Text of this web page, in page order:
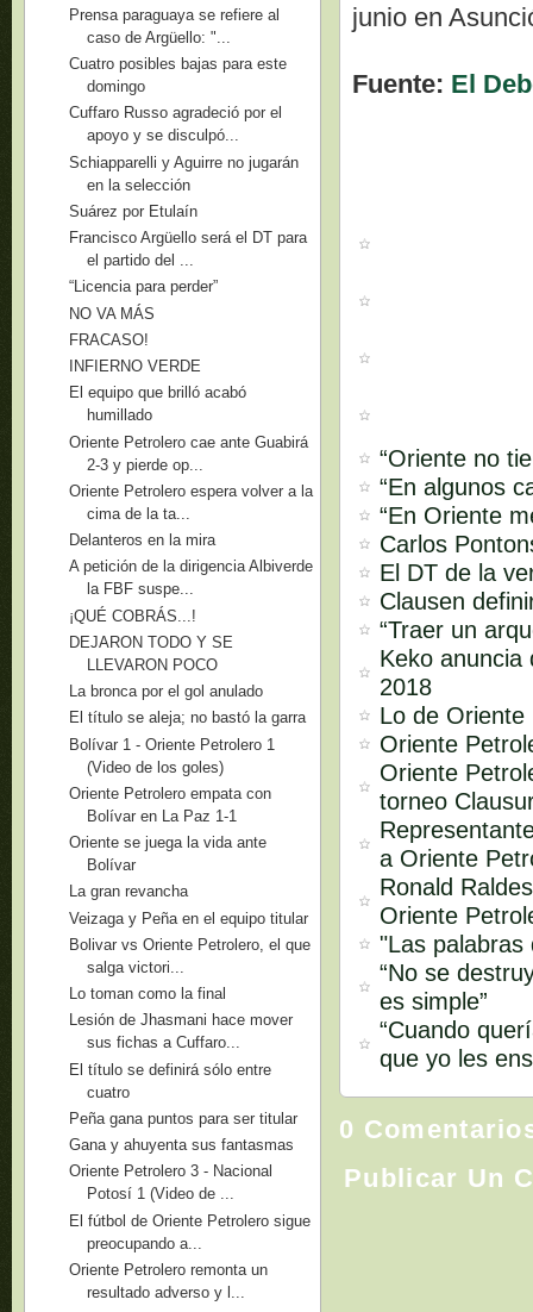
junio en
Fuente: El
“Oriente no
“En algunos
“En Oriente
Carlos
El DT de la
Clausen
“Traer un
Keko anuncia
2018
Lo de
Oriente
Oriente
torneo
a Oriente
Ronald
Oriente
"Las palabras
“No se
es simple”
“Cuando
que yo les
0
Publicar Un
Prensa paraguaya se refiere al
caso de Argüello: "...
Cuatro posibles bajas para este
domingo
Cuffaro Russo agradeció por el
apoyo y se disculpó...
Schiapparelli y Aguirre no jugarán
en la selección
Suárez por Etulaín
Francisco Argüello será el DT para
el partido del ...
“Licencia para perder”
NO VA MÁS
FRACASO!
INFIERNO VERDE
El equipo que brilló acabó
humillado
Oriente Petrolero cae ante Guabirá
2-3 y pierde op...
Oriente Petrolero espera volver a la
cima de la ta...
Delanteros en la mira
A petición de la dirigencia Albiverde
la FBF suspe...
¡QUÉ COBRÁS...!
DEJARON TODO Y SE
LLEVARON POCO
La bronca por el gol anulado
El título se aleja; no bastó la garra
Bolívar 1 - Oriente Petrolero 1
(Video de los goles)
Oriente Petrolero empata con
Bolívar en La Paz 1-1
Oriente se juega la vida ante
Bolívar
La gran revancha
Veizaga y Peña en el equipo titular
Bolivar vs Oriente Petrolero, el que
salga victori...
Lo toman como la final
Lesión de Jhasmani hace mover
sus fichas a Cuffaro...
El título se definirá sólo entre
cuatro
Peña gana puntos para ser titular
Gana y ahuyenta sus fantasmas
Oriente Petrolero 3 - Nacional
Potosí 1 (Video de ...
El fútbol de Oriente Petrolero sigue
preocupando a...
Oriente Petrolero remonta un
resultado adverso y l...